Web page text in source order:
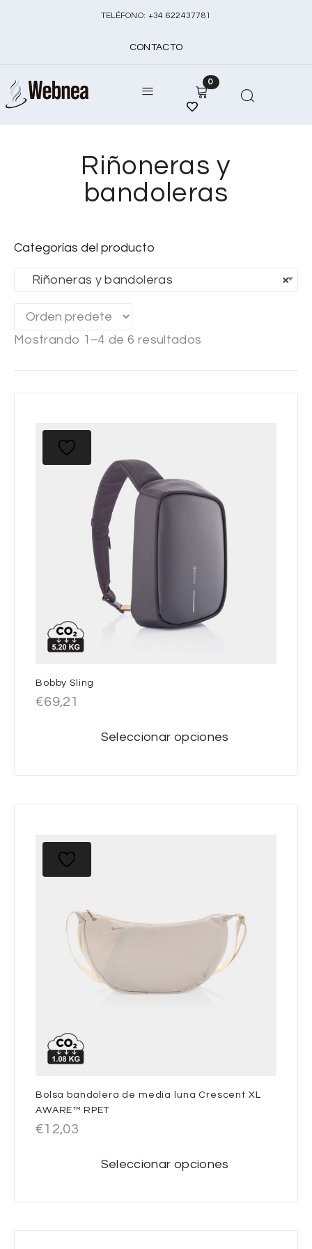
TELÉFONO: +34 622437781
CONTACTO
0
Riñoneras y
bandoleras
Categorías del producto
×
Riñoneras y bandoleras
Mostrando 1–4 de 6 resultados
Bobby Sling
€69,21
Seleccionar opciones
Bolsa bandolera de media luna Crescent XL
AWARE™ RPET
€12,03
Seleccionar opciones